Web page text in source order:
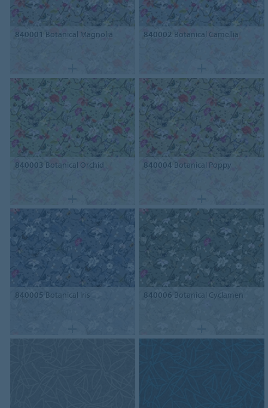
840001 Botanical Magnolia 840002 Botanical Camellia
840003 Botanical Orchid 840004 Botanical Poppy
840005 Botanical Iris 840006 Botanical Cyclamen